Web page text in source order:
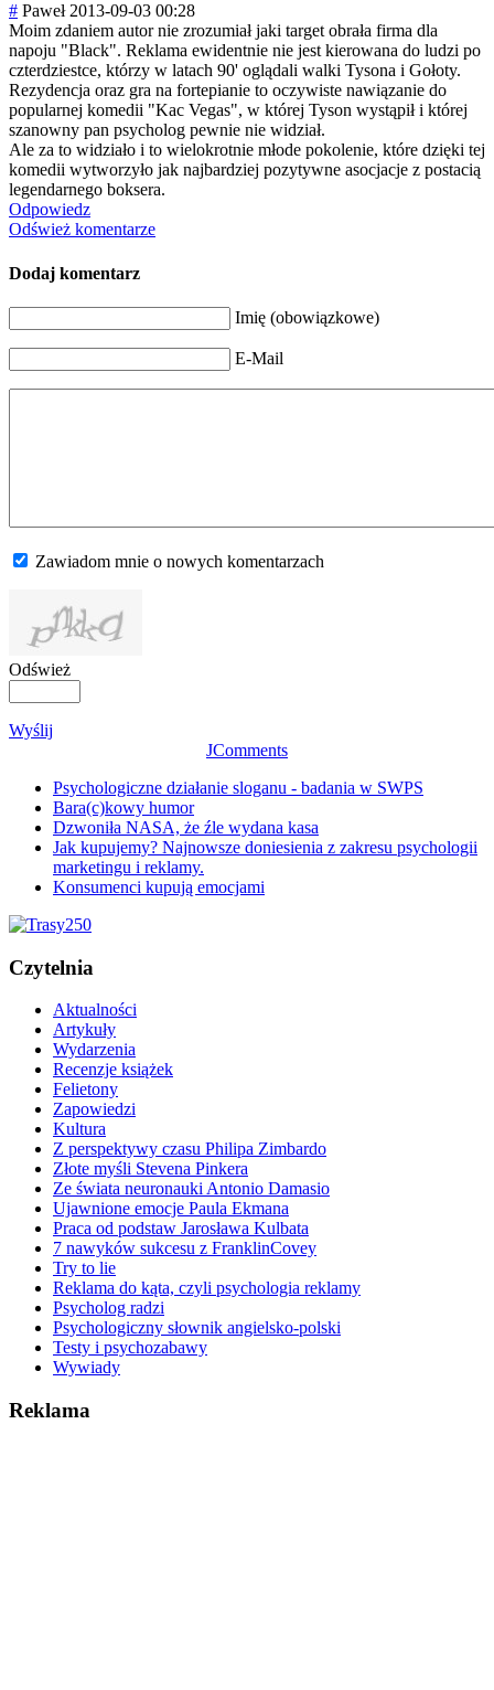
# Paweł 2013-09-03 00:28
Moim zdaniem autor nie zrozumiał jaki target obrała firma dla
napoju "Black". Reklama ewidentnie nie jest kierowana do ludzi po
czterdziestce, którzy w latach 90' oglądali walki Tysona i Gołoty.
Rezydencja oraz gra na fortepianie to oczywiste nawiązanie do
popularnej komedii "Kac Vegas", w której Tyson wystąpił i której
szanowny pan psycholog pewnie nie widział.
Ale za to widziało i to wielokrotnie młode pokolenie, które dzięki tej
komedii wytworzyło jak najbardziej pozytywne asocjacje z postacią
legendarnego boksera.
Odpowiedz
Odśwież komentarze
Dodaj komentarz
Imię (obowiązkowe)
E-Mail
Zawiadom mnie o nowych komentarzach
Odśwież
Wyślij
JComments
Psychologiczne działanie sloganu - badania w SWPS
Bara(c)kowy humor
Dzwoniła NASA, że źle wydana kasa
Jak kupujemy? Najnowsze doniesienia z zakresu psychologii
marketingu i reklamy.
Konsumenci kupują emocjami
Czytelnia
Aktualności
Artykuły
Wydarzenia
Recenzje książek
Felietony
Zapowiedzi
Kultura
Z perspektywy czasu Philipa Zimbardo
Złote myśli Stevena Pinkera
Ze świata neuronauki Antonio Damasio
Ujawnione emocje Paula Ekmana
Praca od podstaw Jarosława Kulbata
7 nawyków sukcesu z FranklinCovey
Try to lie
Reklama do kąta, czyli psychologia reklamy
Psycholog radzi
Psychologiczny słownik angielsko-polski
Testy i psychozabawy
Wywiady
Reklama